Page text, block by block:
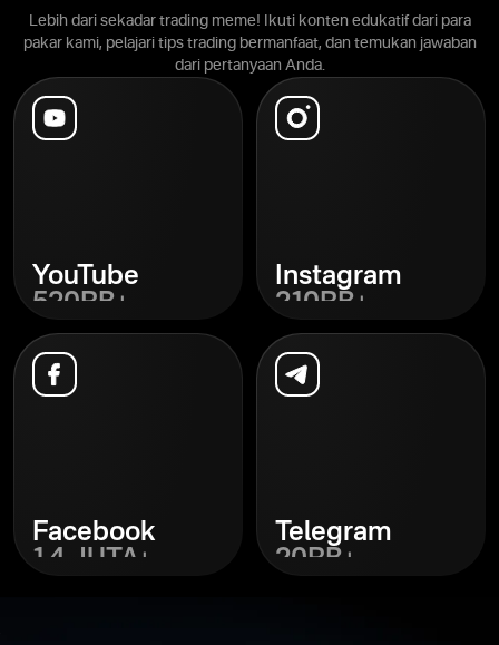
Lebih dari sekadar trading meme! Ikuti konten edukatif dari para
pakar kami, pelajari tips trading bermanfaat, dan temukan jawaban
dari pertanyaan Anda.
YouTube
520RB+
Instagram
210RB+
Facebook
1,4 JUTA+
Telegram
20RB+